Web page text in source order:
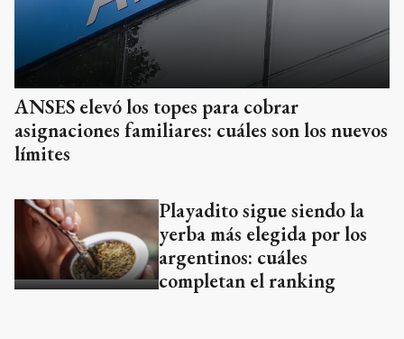
ANSES elevó los topes para cobrar
asignaciones familiares: cuáles son los nuevos
límites
Playadito sigue siendo la
yerba más elegida por los
argentinos: cuáles
completan el ranking